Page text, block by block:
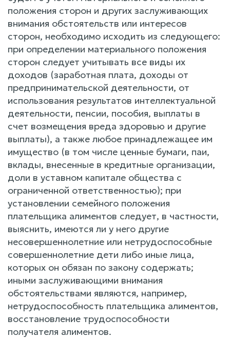
положения сторон и других заслуживающих
внимания обстоятельств или интересов
сторон, необходимо исходить из следующего:
при определении материального положения
сторон следует учитывать все виды их
доходов (заработная плата, доходы от
предпринимательской деятельности, от
использования результатов интеллектуальной
деятельности, пенсии, пособия, выплаты в
счет возмещения вреда здоровью и другие
выплаты), а также любое принадлежащее им
имущество (в том числе ценные бумаги, паи,
вклады, внесенные в кредитные организации,
доли в уставном капитале общества с
ограниченной ответственностью); при
установлении семейного положения
плательщика алиментов следует, в частности,
выяснить, имеются ли у него другие
несовершеннолетние или нетрудоспособные
совершеннолетние дети либо иные лица,
которых он обязан по закону содержать;
иными заслуживающими внимания
обстоятельствами являются, например,
нетрудоспособность плательщика алиментов,
восстановление трудоспособности
получателя алиментов.